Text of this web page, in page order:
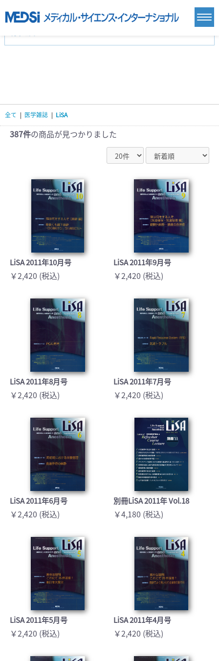
臨床医学:一般(359)
基礎医学(93)
看護学(21)
医療技術(16)
栄養学(0)
薬学(7)
医学一般(91) マルチメディア(0)
全て | 医学雑誌 | LiSA
387件の商品が見つかりました
LiSA 2011年10月号
￥2,420 (税込)
LiSA 2011年9月号
￥2,420 (税込)
LiSA 2011年8月号
￥2,420 (税込)
LiSA 2011年7月号
￥2,420 (税込)
LiSA 2011年6月号
￥2,420 (税込)
別冊LiSA 2011年 Vol.18
￥4,180 (税込)
LiSA 2011年5月号
￥2,420 (税込)
LiSA 2011年4月号
￥2,420 (税込)